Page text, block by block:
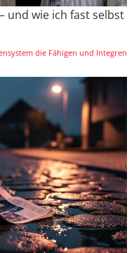
und wie ich fast selbst
die Fähigen und Integren